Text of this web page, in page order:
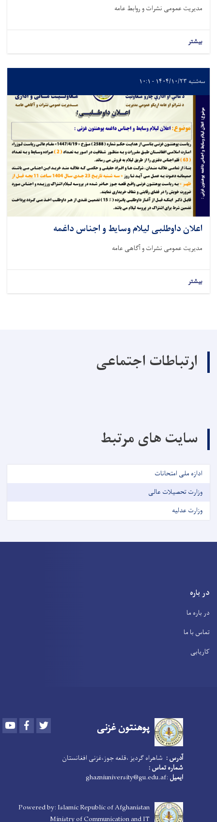
مدیریت عمومی نشرات و روابط عامه
بیشتر
سه‌شنبه ۱۴۰۴/۱۰/۲۳ - ۱۰:۱
اعلان داوطلبی لیلام وسایط و اجناس داغمه
مدیریت عمومی نشرات و آګاهی عامه
بیشتر
ارتباطات اجتماعی
سایت های مرتبط
ادازه ملی امتحانات
وزارت تحصیلات عالی
وزارت عدلیه
در باره
در باره ما
تماس با ما
کاریابی
پوهنتونغزنی Youtube Facebook
آدرس : شاهراه گردیز ،قلعه جوز،غزنی افغانستان
شماره تماس :
ایمیل :ghazniuniversity@gu.edu.af
Powered by: Islamic Republic of Afghanistan
Ministry of Communication and IT